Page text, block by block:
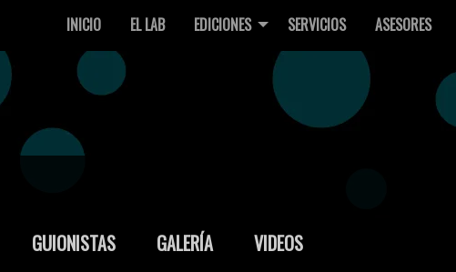
INICIO EL LAB EDICIONES SERVICIOS ASESORES
GUIONISTAS GALERÍA VIDEOS